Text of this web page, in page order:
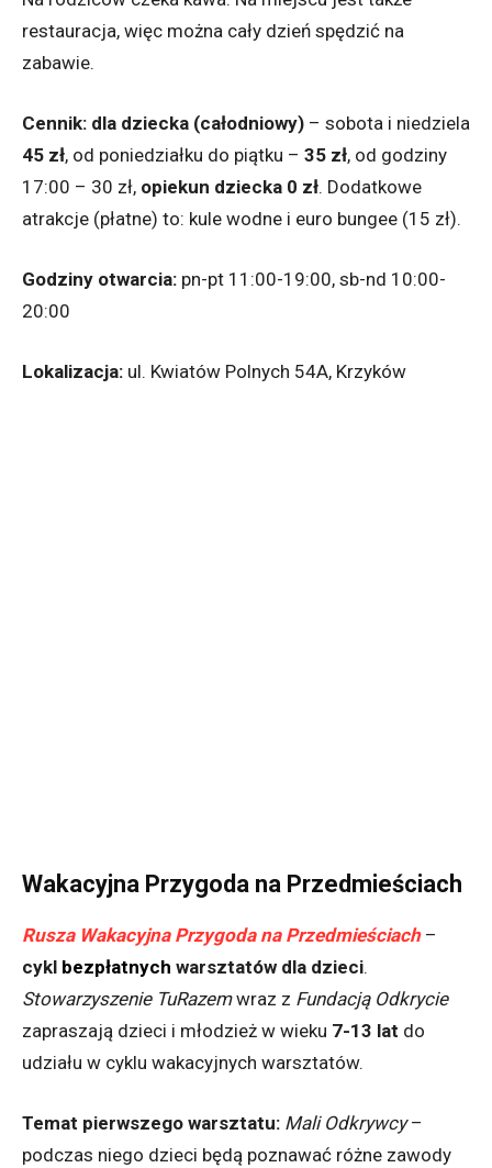
restauracja, więc można cały dzień spędzić na
zabawie.
Cennik: dla dziecka (całodniowy) – sobota i niedziela
45 zł, od poniedziałku do piątku – 35 zł, od godziny
17:00 – 30 zł, opiekun dziecka 0 zł. Dodatkowe
atrakcje (płatne) to: kule wodne i euro bungee (15 zł).
Godziny otwarcia: pn-pt 11:00-19:00, sb-nd 10:00-
20:00
Lokalizacja: ul. Kwiatów Polnych 54A, Krzyków
Wakacyjna Przygoda na Przedmieściach
Rusza Wakacyjna Przygoda na Przedmieściach–
cykl bezpłatnych warsztatów dla dzieci.
Stowarzyszenie TuRazemwraz z Fundacją Odkrycie
zapraszają dzieci i młodzież w wieku 7-13 lat do
udziału w cyklu wakacyjnych warsztatów.
Temat pierwszego warsztatu: Mali Odkrywcy–
podczas niego dzieci będą poznawać różne zawody